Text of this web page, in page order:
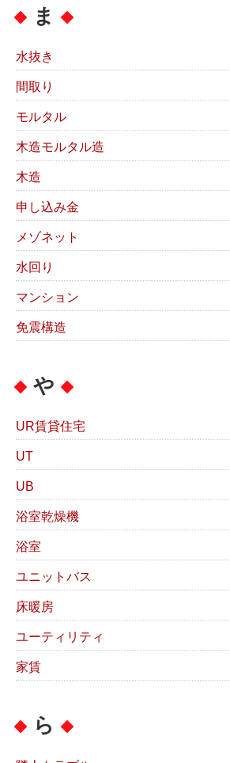
ま
水抜き
間取り
モルタル
木造モルタル造
木造
申し込み金
メゾネット
水回り
マンション
免震構造
や
UR賃貸住宅
UT
UB
浴室乾燥機
浴室
ユニットバス
床暖房
ユーティリティ
家賃
ら